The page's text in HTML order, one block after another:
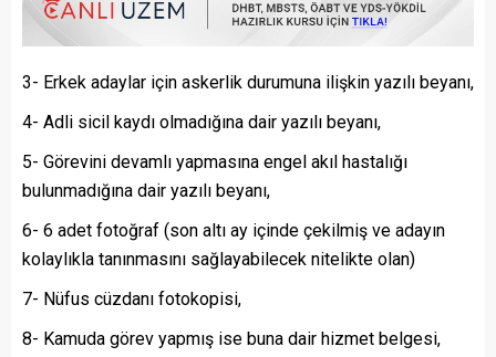
3- Erkek adaylar için askerlik durumuna ilişkin yazılı beyanı,
4- Adli sicil kaydı olmadığına dair yazılı beyanı,
5- Görevini devamlı yapmasına engel akıl hastalığı
bulunmadığına dair yazılı beyanı,
6- 6 adet fotoğraf (son altı ay içinde çekilmiş ve adayın
kolaylıkla tanınmasını sağlayabilecek nitelikte olan)
7- Nüfus cüzdanı fotokopisi,
8- Kamuda görev yapmış ise buna dair hizmet belgesi,